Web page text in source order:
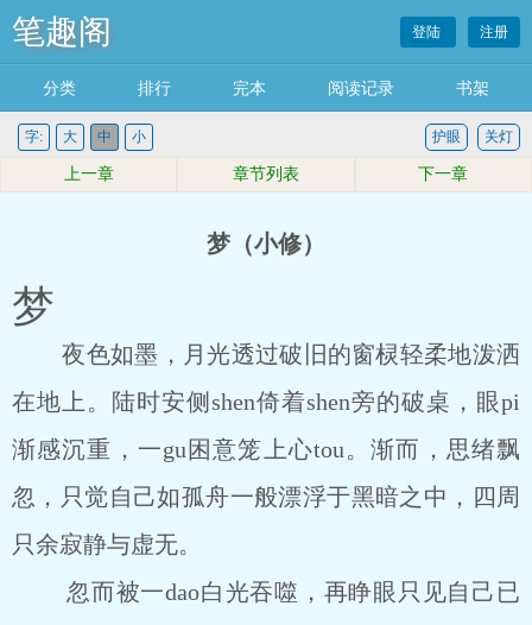
笔趣阁 登陆 注册
分类 排行 完本 阅读记录 书架
字: 大 中 小 关灯
护眼
上一章 章节列表 下一章
梦（小修）
梦
夜色如墨，月光透过破旧的窗棂轻柔地泼洒
在地上。陆时安侧shen倚着shen旁的破桌，眼pi
渐感沉重，一gu困意笼上心tou。渐而，思绪飘
忽，只觉自己如孤舟一般漂浮于黑暗之中，四周
只余寂静与虚无。
忽而被一dao白光吞噬，再睁眼只见自己已